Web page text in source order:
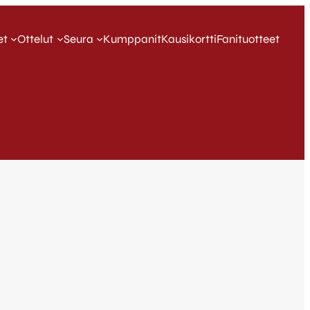
Ottelut Seura KumppanitKausikorttiFanituotteet